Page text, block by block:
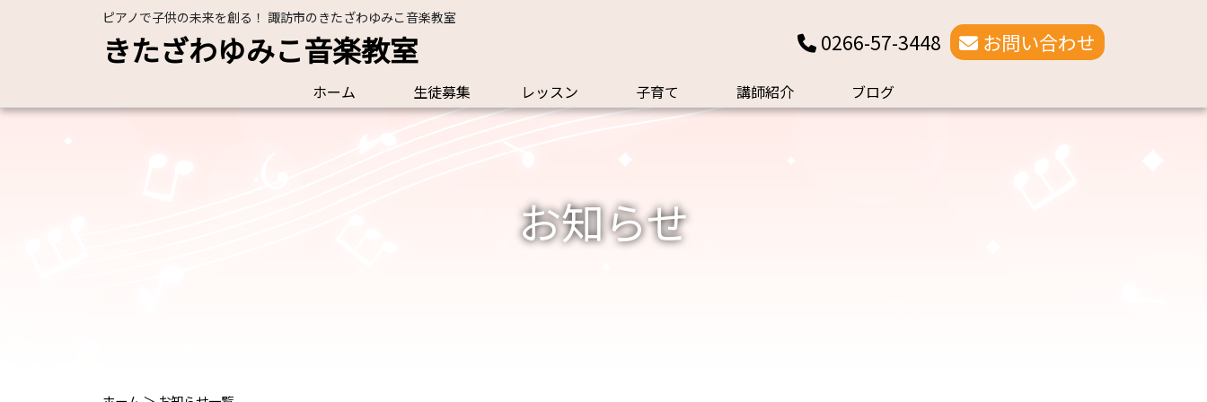
ピアノで子供の未来を創る！ 諏訪市のきたざわゆみこ音楽教室
きたざわゆみこ音楽教室 0266-57-3448 お問い合わせ
ホーム 生徒募集 レッスン 子育て 講師紹介 ブログ
お知らせ